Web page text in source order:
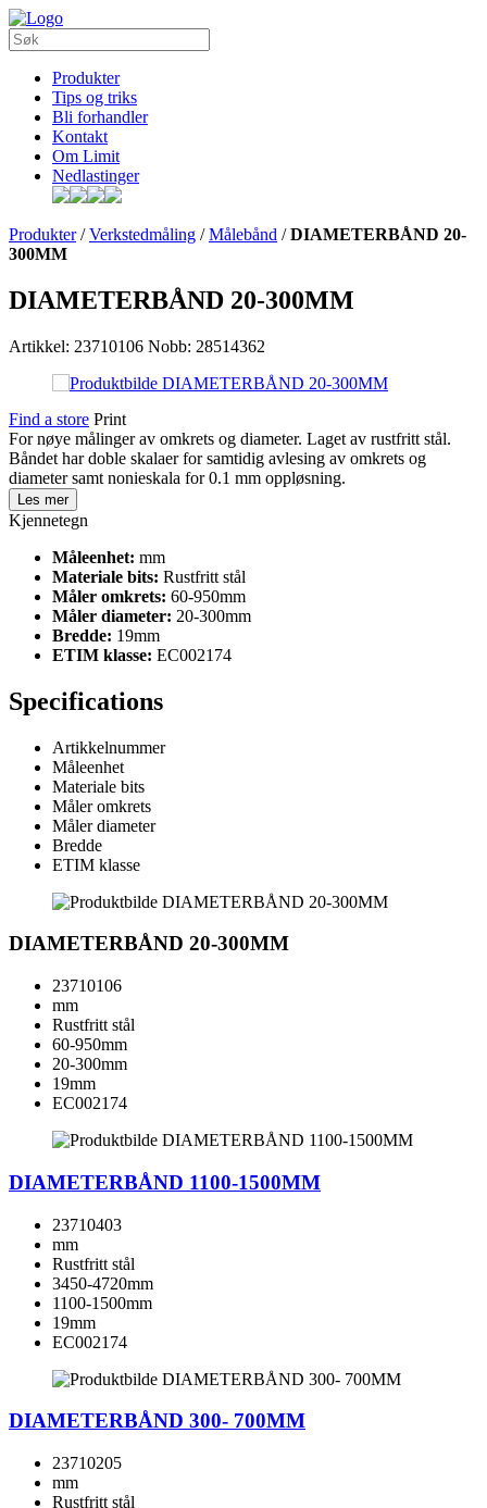
Produkter
Tips og triks
Bli forhandler
Kontakt
Om Limit
Nedlastinger
Produkter/Verkstedmåling /Målebånd /DIAMETERBÅND 20-
300MM
DIAMETERBÅND 20-300MM
Artikkel: 23710106 Nobb: 28514362
Find a store Print
For nøye målinger av omkrets og diameter. Laget av rustfritt stål.
Båndet har doble skalaer for samtidig avlesing av omkrets og
diameter samt nonieskala for 0.1 mm oppløsning.
Les mer
Kjennetegn
Måleenhet: mm
Materiale bits: Rustfritt stål
Måler omkrets: 60-950mm
Måler diameter: 20-300mm
Bredde: 19mm
ETIM klasse: EC002174
Specifications
Artikkelnummer
Måleenhet
Materiale bits
Måler omkrets
Måler diameter
Bredde
ETIM klasse
DIAMETERBÅND 20-300MM
23710106
mm
Rustfritt stål
60-950mm
20-300mm
19mm
EC002174
DIAMETERBÅND 1100-1500MM
23710403
mm
Rustfritt stål
3450-4720mm
1100-1500mm
19mm
EC002174
DIAMETERBÅND 300- 700MM
23710205
mm
Rustfritt stål